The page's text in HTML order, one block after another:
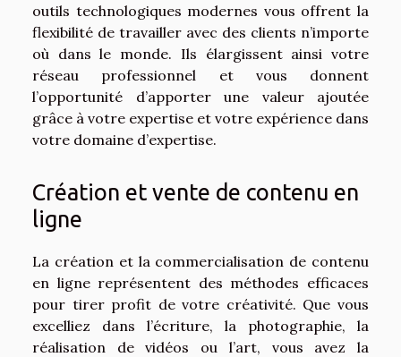
outils technologiques modernes vous offrent la
flexibilité de travailler avec des clients n’importe
où dans le monde. Ils élargissent ainsi votre
réseau professionnel et vous donnent
l’opportunité d’apporter une valeur ajoutée
grâce à votre expertise et votre expérience dans
votre domaine d’expertise.
Création et vente de contenu en
ligne
La création et la commercialisation de contenu
en ligne représentent des méthodes efficaces
pour tirer profit de votre créativité. Que vous
excelliez dans l’écriture, la photographie, la
réalisation de vidéos ou l’art, vous avez la